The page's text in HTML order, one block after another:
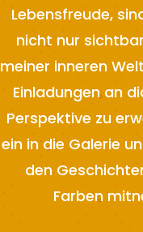
Lebensfreude,
nicht nur
meiner inneren
Einladungen an
Perspektive zu
ein in die Galerie
den
Farben